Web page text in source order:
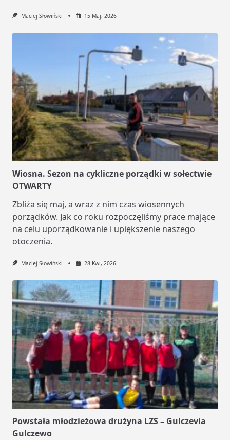
Maciej Słowiński 15 Maj, 2026
Wiosna. Sezon na cykliczne porządki w sołectwie
OTWARTY
Zbliża się maj, a wraz z nim czas wiosennych
porządków. Jak co roku rozpoczęliśmy prace mające
na celu uporządkowanie i upiększenie naszego
otoczenia.
Maciej Słowiński 28 Kwi, 2026
Powstała młodzieżowa drużyna LZS – Gulczevia
Gulczewo